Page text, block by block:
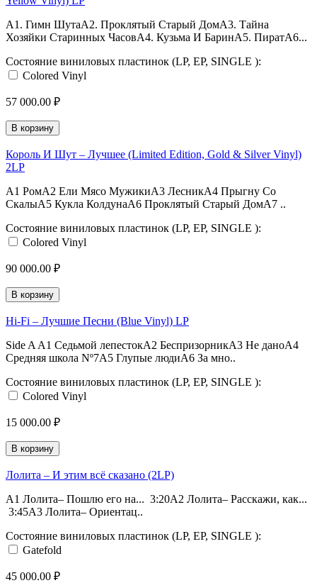
A1. Гимн ШутаA2. Проклятый Старый ДомA3. Тайна
Хозяйки Старинных ЧасовA4. Кузьма И БаринA5. ПиратA6...
Состояние виниловых пластинок (LP, EP, SINGLE ):
Colored Vinyl
57 000.00 ₽
В корзину
Король И Шут ‎– Лучшее (Limited Edition, Gold & Silver Vinyl)
2LP
A1 РомA2 Ели Мясо МужикиA3 ЛесникA4 Прыгну Со
СкалыA5 Кукла КолдунаA6 Проклятый Старый ДомA7 ..
Состояние виниловых пластинок (LP, EP, SINGLE ):
Colored Vinyl
90 000.00 ₽
В корзину
Hi-Fi – Лучшие Песни (Blue Vinyl) LP
Side A A1 Седьмой лепестокA2 БеспризорникA3 Не даноA4
Средняя школа Nº7A5 Глупые людиA6 За мно..
Состояние виниловых пластинок (LP, EP, SINGLE ):
Colored Vinyl
15 000.00 ₽
В корзину
Лолита – И этим всё сказано (2LP)
A1 Лолита– Пошлю его на... 3:20A2 Лолита– Расскажи, как...
3:45A3 Лолита– Ориентац..
Состояние виниловых пластинок (LP, EP, SINGLE ):
Gatefold
45 000.00 ₽